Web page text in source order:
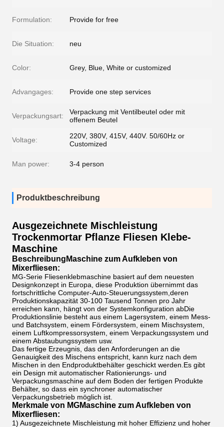
Formulation: Provide for free
Die Situation: neu
Color: Grey, Blue, White or customized
Advangages: Provide one step services
Verpackungsart:
Verpackung mit Ventilbeutel oder mit
offenem Beutel
Voltage:
220V, 380V, 415V, 440V. 50/60Hz or
Customized
Man power: 3-4 person
Produktbeschreibung
Ausgezeichnete Mischleistung
Trockenmortar Pflanze Fliesen Klebe-
Maschine
Beschreibung Maschine zum Aufkleben von
Mixerfliesen:
MG-Serie Fliesenklebmaschine basiert auf dem neuesten
Designkonzept in Europa, diese Produktion übernimmt das
fortschrittliche Computer-Auto-Steuerungssystem,deren
Produktionskapazität 30-100 Tausend Tonnen pro Jahr
erreichen kann, hängt von der Systemkonfiguration abDie
Produktionslinie besteht aus einem Lagersystem, einem Mess-
und Batchsystem, einem Fördersystem, einem Mischsystem,
einem Luftkompressorsystem, einem Verpackungssystem und
einem Abstaubungssystem usw.
Das fertige Erzeugnis, das den Anforderungen an die
Genauigkeit des Mischens entspricht, kann kurz nach dem
Mischen in den Endproduktbehälter geschickt werden.Es gibt
ein Design mit automatischer Rationierungs- und
Verpackungsmaschine auf dem Boden der fertigen Produkte
Behälter, so dass ein synchroner automatischer
Verpackungsbetrieb möglich ist.
Merkmale von MGMaschine zum Aufkleben von
Mixerfliesen:
1) Ausgezeichnete Mischleistung mit hoher Effizienz und hoher